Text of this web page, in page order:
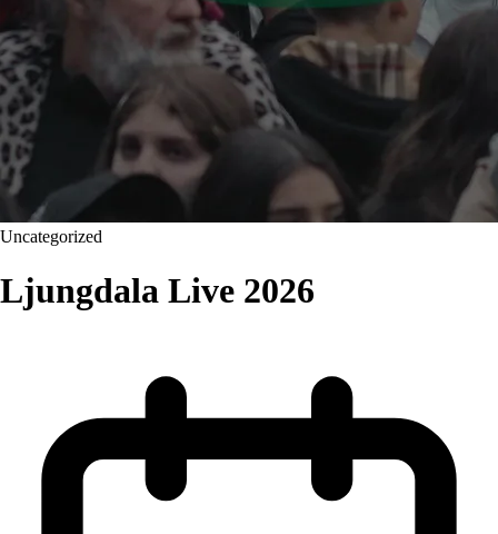
Uncategorized
Ljungdala Live 2026